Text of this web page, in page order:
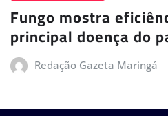
Fungo mostra
principal doença do
Redação Gazeta Maringá